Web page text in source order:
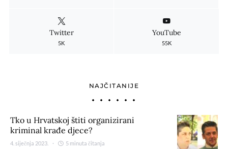
Twitter
5K
YouTube
55K
NAJČITANIJE
Tko u Hrvatskoj štiti organizirani
kriminal krađe djece?
4. siječnja 2023. 5 minuta čitanja